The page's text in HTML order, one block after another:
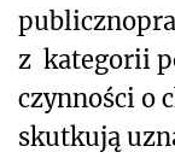
z kategorii
czynności o
skutkują